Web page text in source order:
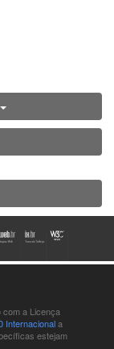
com a Licença
Internacionala
estejam